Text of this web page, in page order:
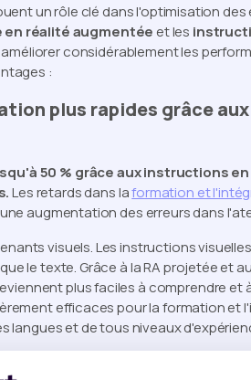
un rôle clé dans l'optimisation
en réalité augmentée et les
considérablement les
:
plus rapides grâce
50 % grâce aux instructions
Les retards dans laformation et
augmentation des erreurs dans
visuels. Les instructions
le texte. Grâce à la RA projetée et
plus faciles à comprendre et
efficaces pour la formation et
langues et de tous niveaux